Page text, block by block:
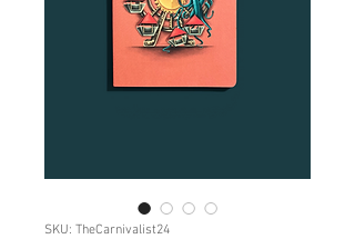
SKU: TheCarnivalist24